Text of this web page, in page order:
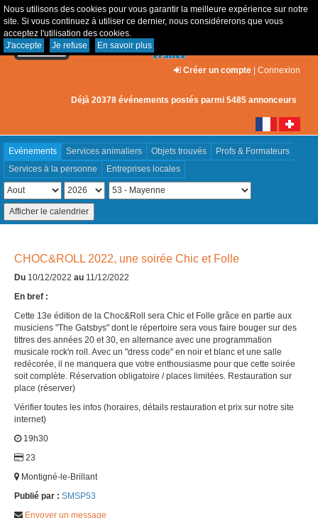
Nous utilisons des cookies pour vous garantir la meilleure expérience sur notre
site. Si vous continuez à utiliser ce dernier, nous considérerons que vous
acceptez l'utilisation des cookies.
J'accepte
Je refuse En savoir plus
Créer un compte | Connexion
Déjà 20378 événements postés parmi 5485 annonceurs
Evénements Services animaliers Objets trouvés
Profs & Formateurs
Services à la personne
Entreprises locales
CHOC&ROLL 2022, une soirée Chic et Folle
Du 10/12/2022 au 11/12/2022
En bref :
Cette 13e édition de la Choc&Roll sera Chic et Folle grâce en partie aux
musiciens "The Gatsbys" dont le répertoire sera vous faire bouger sur des
tittres des années 20 et 30, en alternance avec une programmation
musicale rock'n roll. Avec un "dress code" en noir et blanc et une salle
redécorée, il ne manquera que votre enthousiasme pour que cette soirée
soit complète. Réservation obligatoire / places limitées. Restauration sur
place (réserver)
Vérifier toutes les infos (horaires, détails restauration et prix sur notre site
internet)
19h30
23
Montigné-le-Brillant
Publié par : SMSP53
Envoyer un message